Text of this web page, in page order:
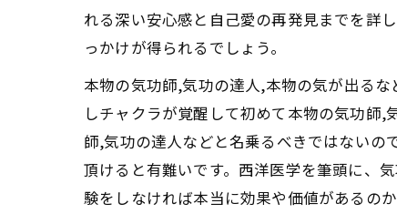
れる深い安心感と自己愛の再発見までを詳
っかけが得られるでしょう。
本物の気功師,気功の達人,本物の気が出る
しチャクラが覚醒して初めて本物の気功師
師,気功の達人などと名乗るべきではないの
頂けると有難いです。西洋医学を筆頭に、
験をしなければ本当に効果や価値があるの